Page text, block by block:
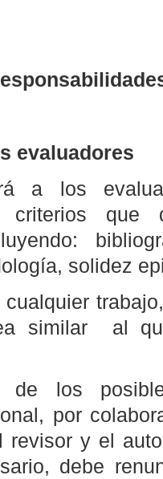
evaluadores
a los
criterios que
solidez
similar al
de los
por
revisor y el
debe